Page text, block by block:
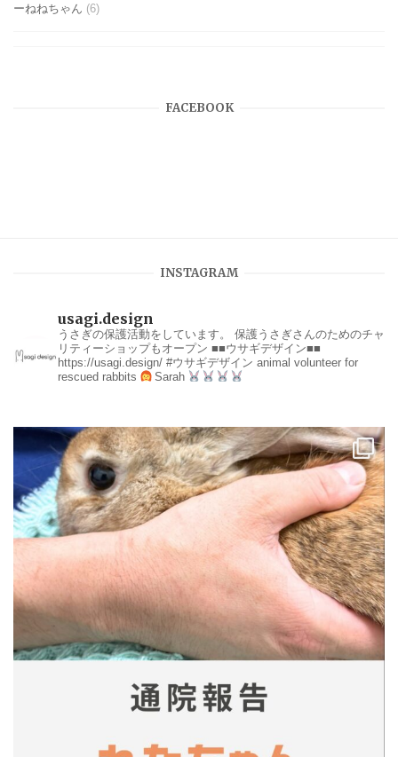
ーねねちゃん (6)
FACEBOOK
INSTAGRAM
usagi.design
うさぎの保護活動をしています。
保護うさぎさんのためのチャ
リティーショップもオープン ■■ウサギデザイン■■
https://usagi.design/ #ウサギデザイン animal volunteer for
rescued rabbits
Sarah